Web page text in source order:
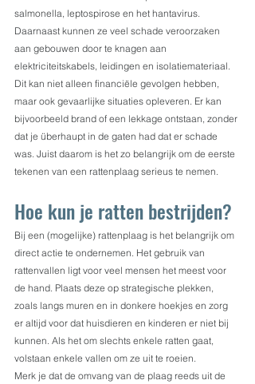
salmonella, leptospirose en het hantavirus.
Daarnaast kunnen ze veel schade veroorzaken
aan gebouwen door te knagen aan
elektriciteitskabels, leidingen en isolatiemateriaal.
Dit kan niet alleen financiële gevolgen hebben,
maar ook gevaarlijke situaties opleveren. Er kan
bijvoorbeeld brand of een lekkage ontstaan, zonder
dat je überhaupt in de gaten had dat er schade
was. Juist daarom is het zo belangrijk om de eerste
tekenen van een rattenplaag serieus te nemen.
Hoe kun je ratten bestrijden?
Bij een (mogelijke) rattenplaag is het belangrijk om
direct actie te ondernemen. Het gebruik van
rattenvallen ligt voor veel mensen het meest voor
de hand. Plaats deze op strategische plekken,
zoals langs muren en in donkere hoekjes en zorg
er altijd voor dat huisdieren en kinderen er niet bij
kunnen. Als het om slechts enkele ratten gaat,
volstaan enkele vallen om ze uit te roeien.
Merk je dat de omvang van de plaag reeds uit de